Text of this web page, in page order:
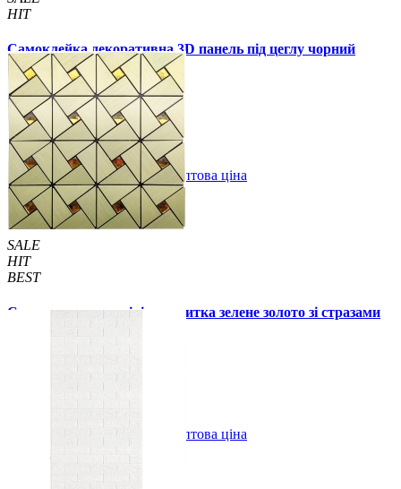
HIT
Самоклейка декоративна 3D панель під цеглу чорний
мармур 700x770x3мм
59 грн. /шт 160 грн./шт
Купити В закладки Оптова ціна
SALE
HIT
BEST
Самоклеюча алюмінієва плитка зелене золото зі стразами
мозаїка 300х300х3мм (1172)
В закладки Оптова ціна